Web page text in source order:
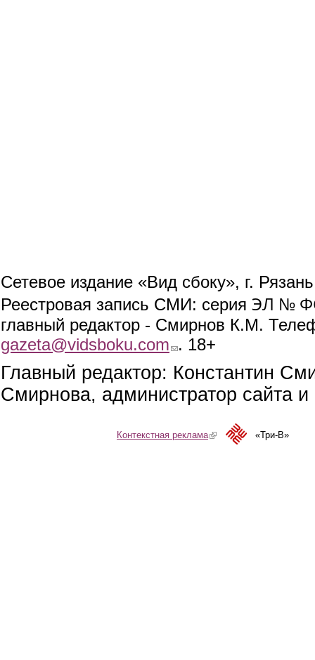
Сетевое издание «Вид сбоку», г.
Реестровая запись СМИ: серия ЭЛ №
главный редактор - Смирнов К.М.
gazeta@vidsboku.com (link sends e-mail)
. 18+
Главный редактор: Константин
Смирнова, администратор сайта
Контекстная реклама(link is external)«Три-В»